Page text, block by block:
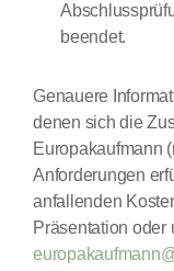
beendet.
Genauere
denen sich die
Europakaufmann
Anforderungen
anfallenden
Präsentation oder